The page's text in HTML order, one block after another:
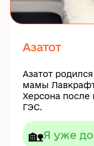
Азатот
Азатот
мамы
Херсона после
ГЭС.
🏡Я уже